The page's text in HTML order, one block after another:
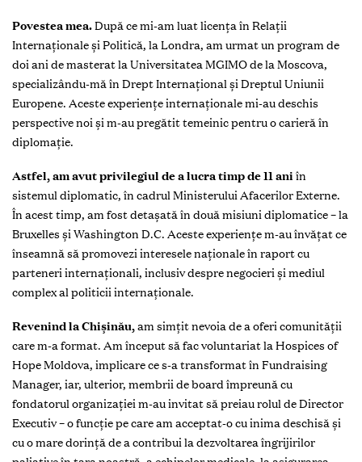
Povestea mea.După ce mi-am luat licența în Relații
Internaționale și Politică, la Londra, am urmat un program de
doi ani de masterat la Universitatea MGIMO de la Moscova,
specializându-mă în Drept Internațional și Dreptul Uniunii
Europene. Aceste experiențe internaționale mi-au deschis
perspective noi și m-au pregătit temeinic pentru o carieră în
diplomație.
Astfel, am avut privilegiul de a lucra timp de 11 ani în
sistemul diplomatic, în cadrul Ministerului Afacerilor Externe.
În acest timp, am fost detașată în două misiuni diplomatice – la
Bruxelles și Washington D.C. Aceste experiențe m-au învățat ce
înseamnă să promovezi interesele naționale în raport cu
parteneri internaționali, inclusiv despre negocieri și mediul
complex al politicii internaționale.
Revenind la Chișinău,am simțit nevoia de a oferi comunității
care m-a format. Am început să fac voluntariat la Hospices of
Hope Moldova, implicare ce s-a transformat în Fundraising
Manager, iar, ulterior, membrii de board împreună cu
fondatorul organizației m-au invitat să preiau rolul de Director
Executiv – o funcție pe care am acceptat-o cu inima deschisă și
cu o mare dorință de a contribui la dezvoltarea îngrijirilor